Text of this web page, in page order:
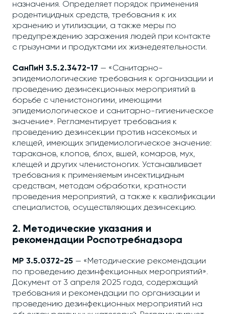
назначения. Определяет порядок применения
родентицидных средств, требования к их
хранению и утилизации, а также меры по
предупреждению заражения людей при контакте
с грызунами и продуктами их жизнедеятельности.
СанПиН 3.5.2.3472-17 — «Санитарно-
эпидемиологические требования к организации и
проведению дезинсекционных мероприятий в
борьбе с членистоногими, имеющими
эпидемиологическое и санитарно-гигиеническое
значение». Регламентирует требования к
проведению дезинсекции против насекомых и
клещей, имеющих эпидемиологическое значение:
тараканов, клопов, блох, вшей, комаров, мух,
клещей и других членистоногих. Устанавливает
требования к применяемым инсектицидным
средствам, методам обработки, кратности
проведения мероприятий, а также к квалификации
специалистов, осуществляющих дезинсекцию.
2. Методические указания и
рекомендации Роспотребнадзора
МР 3.5.0372-25 — «Методические рекомендации
по проведению дезинфекционных мероприятий».
Документ от 3 апреля 2025 года, содержащий
требования и рекомендации по организации и
проведению дезинфекционных мероприятий на